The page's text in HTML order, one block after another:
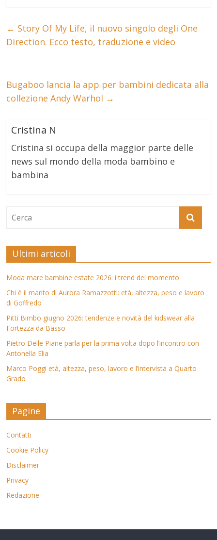
← Story Of My Life, il nuovo singolo degli One
Direction. Ecco testo, traduzione e video
Bugaboo lancia la app per bambini dedicata alla
collezione Andy Warhol →
Cristina N
Cristina si occupa della maggior parte delle
news sul mondo della moda bambino e
bambina
Ultimi articoli
Moda mare bambine estate 2026: i trend del momento
Chi è il marito di Aurora Ramazzotti: età, altezza, peso e lavoro
di Goffredo
Pitti Bimbo giugno 2026: tendenze e novità del kidswear alla
Fortezza da Basso
Pietro Delle Piane parla per la prima volta dopo l’incontro con
Antonella Elia
Marco Poggi età, altezza, peso, lavoro e l’intervista a Quarto
Grado
Pagine
Contatti
Cookie Policy
Disclaimer
Privacy
Redazione